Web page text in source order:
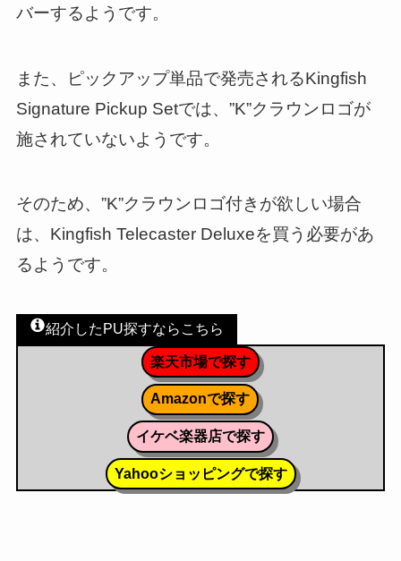
バーするようです。
また、ピックアップ単品で発売されるKingfish
Signature Pickup Setでは、”K”クラウンロゴが
施されていないようです。
そのため、”K”クラウンロゴ付きが欲しい場合
は、Kingfish Telecaster Deluxeを買う必要があ
るようです。
紹介したPU探すならこちら
楽天市場で探す
Amazonで探す
イケベ楽器店で探す
Yahooショッピングで探す